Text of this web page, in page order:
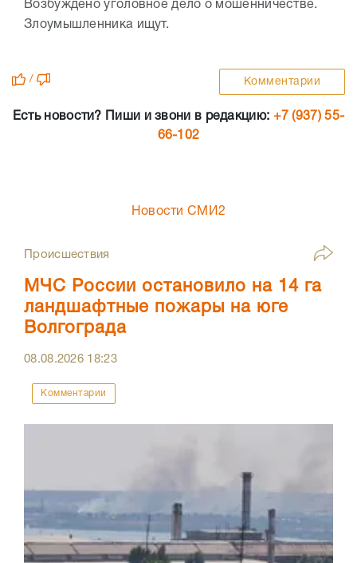
Возбуждено уголовное дело о мошенничестве.
Злоумышленника ищут.
/ Комментарии
Есть новости? Пиши и звони в редакцию: +7 (937) 55-
66-102
Новости СМИ2
Происшествия
МЧС России остановило на 14 га
ландшафтные пожары на юге
Волгограда
08.08.2026 18:23
Комментарии